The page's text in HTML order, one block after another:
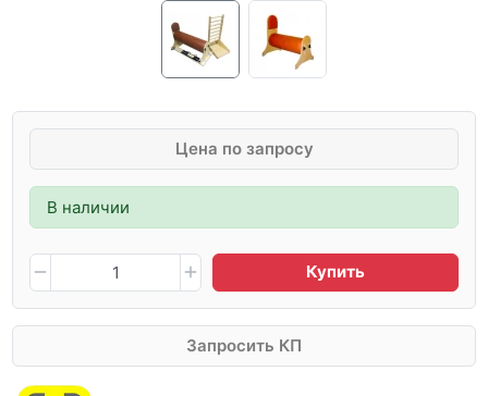
Цена по запросу
В наличии
Купить
Запросить КП